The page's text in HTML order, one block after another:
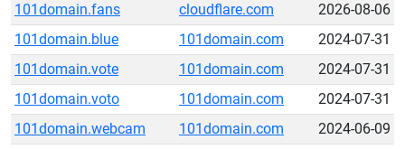
101domain.fans
cloudflare.com
2026-08-06
101domain.blue
101domain.com
2024-07-31
101domain.vote
101domain.com
2024-07-31
101domain.voto
101domain.com
2024-07-31
101domain.webcam
101domain.com
2024-06-09